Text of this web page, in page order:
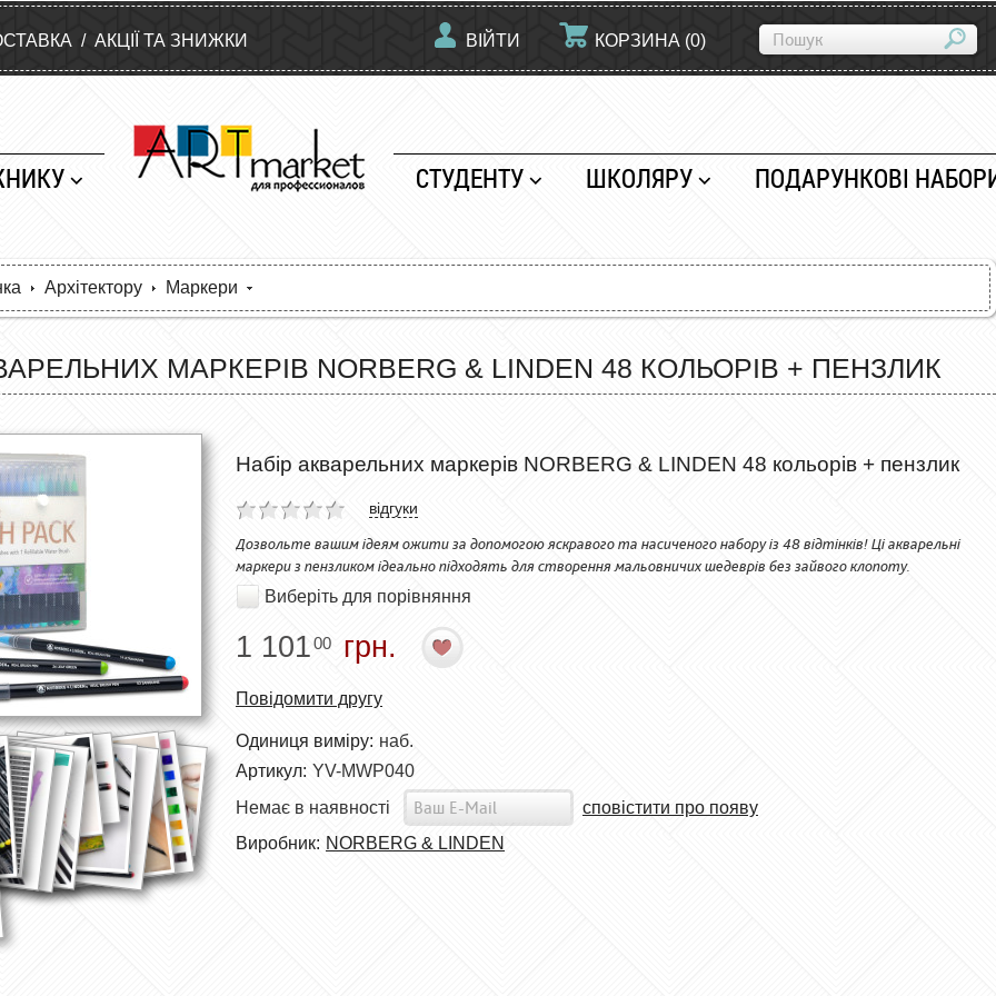
/ АКЦІЇ ТА ЗНИЖКИ ВІЙТИ КОРЗИНА (0)
СТУДЕНТУ ШКОЛЯРУ ПОДАРУНКОВІ
Архітектору Маркери
МАРКЕРІВ NORBERG & LINDEN 48 КОЛЬОРІВ + ПЕНЗЛИК
Набір акварельних маркерів NORBERG & LINDEN 48 кольорів + пензлик
відгуки
Дозвольте вашим ідеям ожити за допомогою яскравого та насиченого набору із 48 відтінків! Ці акварельні
маркери з пензликом ідеально підходять для створення мальовничих шедеврів без зайвого клопоту.
Виберіть для порівняння
1 10100 грн.
Повідомити другу
Одиниця виміру: наб.
Артикул: YV-MWP040
Немає в наявності
сповістити про появу
Виробник: NORBERG & LINDEN